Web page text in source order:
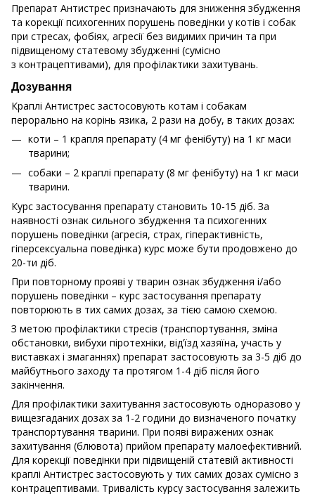
Препарат Антистрес призначають для зниження збудження
та корекції психогенних порушень поведінки у котів і собак
при стресах, фобіях, агресії без видимих причин та при
підвищеному статевому збудженні (сумісно
з контрацептивами), для профілактики захитувань.
Дозування
Краплі Антистрес застосовують котам і собакам
перорально на корінь язика, 2 рази на добу, в таких дозах:
коти – 1 крапля препарату (4 мг фенібуту) на 1 кг маси
тварини;
собаки – 2 краплі препарату (8 мг фенібуту) на 1 кг маси
тварини.
Курс застосування препарату становить 10-15 діб. За
наявності ознак сильного збудження та психогенних
порушень поведінки (агресія, страх, гіперактивність,
гіперсексуальна поведінка) курс може бути продовжено до
20-ти діб.
При повторному прояві у тварин ознак збудження і/або
порушень поведінки – курс застосування препарату
повторюють в тих самих дозах, за тією самою схемою.
З метою профілактики стресів (транспортування, зміна
обстановки, вибухи піротехніки, від’їзд хазяїна, участь у
виставках і змаганнях) препарат застосовують за 3-5 діб до
майбутнього заходу та протягом 1-4 діб після його
закінчення.
Для профілактики захитування застосовують одноразово у
вищезгаданих дозах за 1-2 години до визначеного початку
транспортування тварини. При появі виражених ознак
захитування (блювота) прийом препарату малоефективний.
Для корекції поведінки при підвищеній статевій активності
краплі Антистрес застосовують у тих самих дозах сумісно з
контрацептивами. Тривалість курсу застосування залежить